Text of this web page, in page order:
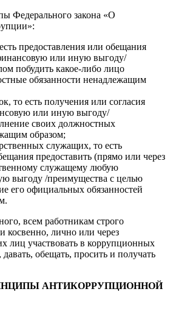
Федерального закона «О
предоставления или обещания
или иную выгоду/
побудить какое-либо лицо
обязанности ненадлежащим
то есть получения или согласия
или иную выгоду/
своих должностных
образом;
служащих, то есть
предоставить (прямо или через
служащему любую
выгоду /преимущества с целью
его официальных обязанностей
всем работникам строго
косвенно, лично или через
лиц участвовать в коррупционных
давать, обещать, просить и получать
АНТИКОРРУПЦИОННОЙ